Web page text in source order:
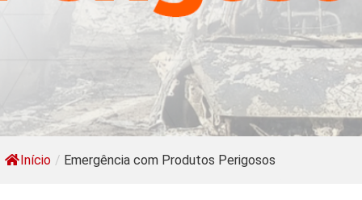
Início / Emergência com Produtos Perigosos